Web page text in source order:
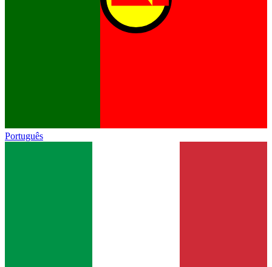
Português